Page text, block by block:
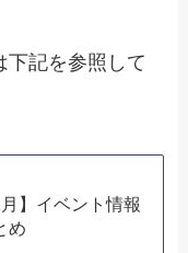
記を参照して
】イベント情報
め